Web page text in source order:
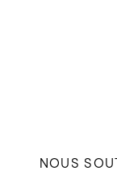
NOUS